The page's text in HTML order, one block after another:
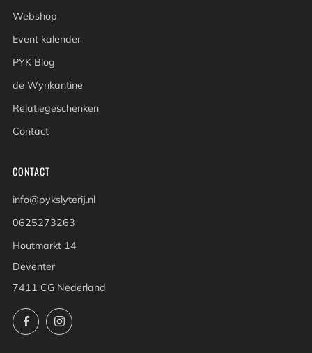
Webshop
Event kalender
PYK Blog
de Wynkantine
Relatiegeschenken
Contact
CONTACT
info@pykslyterij.nl
0625273263
Houtmarkt 14
Deventer
7411 CG Nederland
FacebookInstagram